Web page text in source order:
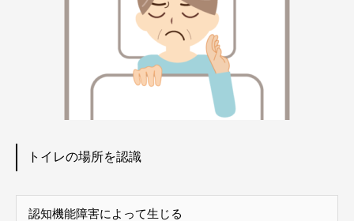
トイレの場所を認識
認知機能障害によって生じる